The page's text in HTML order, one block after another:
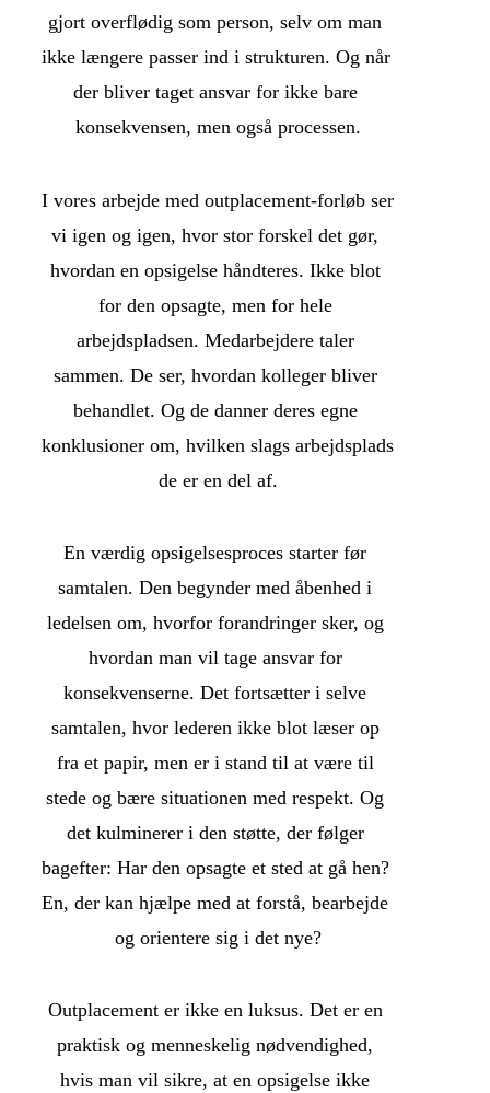
gjort overflødig som person, selv om man
ikke længere passer ind i strukturen. Og når
der bliver taget ansvar for ikke bare
konsekvensen, men også processen.
I vores arbejde med outplacement-forløb ser
vi igen og igen, hvor stor forskel det gør,
hvordan en opsigelse håndteres. Ikke blot
for den opsagte, men for hele
arbejdspladsen. Medarbejdere taler
sammen. De ser, hvordan kolleger bliver
behandlet. Og de danner deres egne
konklusioner om, hvilken slags arbejdsplads
de er en del af.
En værdig opsigelsesproces starter før
samtalen. Den begynder med åbenhed i
ledelsen om, hvorfor forandringer sker, og
hvordan man vil tage ansvar for
konsekvenserne. Det fortsætter i selve
samtalen, hvor lederen ikke blot læser op
fra et papir, men er i stand til at være til
stede og bære situationen med respekt. Og
det kulminerer i den støtte, der følger
bagefter: Har den opsagte et sted at gå hen?
En, der kan hjælpe med at forstå, bearbejde
og orientere sig i det nye?
Outplacement er ikke en luksus. Det er en
praktisk og menneskelig nødvendighed,
hvis man vil sikre, at en opsigelse ikke